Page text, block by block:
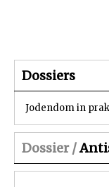
Dossiers
Jodendom in
Dossier /